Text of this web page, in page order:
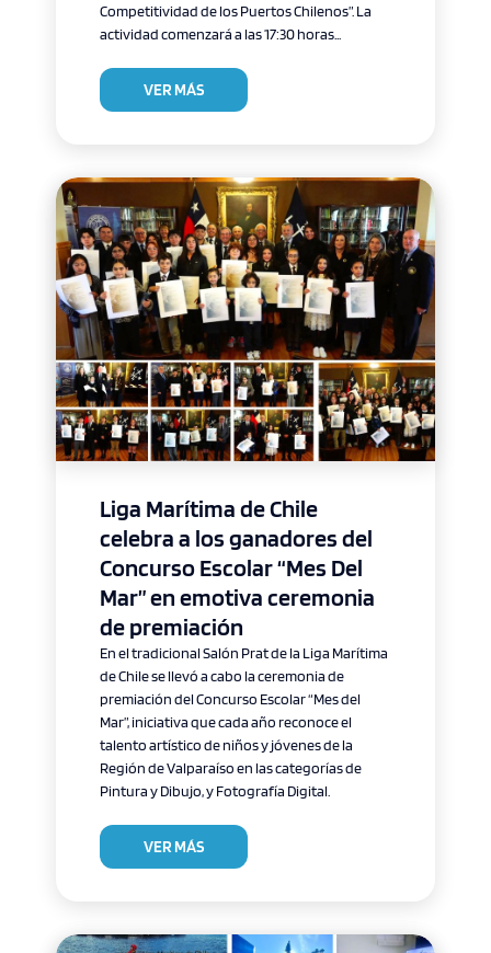
Competitividad de los Puertos Chilenos”. La
actividad comenzará a las 17:30 horas...
VER MÁS
Liga Marítima de Chile
celebra a los ganadores del
Concurso Escolar “Mes Del
Mar” en emotiva ceremonia
de premiación
En el tradicional Salón Prat de la Liga Marítima
de Chile se llevó a cabo la ceremonia de
premiación del Concurso Escolar “Mes del
Mar”, iniciativa que cada año reconoce el
talento artístico de niños y jóvenes de la
Región de Valparaíso en las categorías de
Pintura y Dibujo, y Fotografía Digital.
VER MÁS